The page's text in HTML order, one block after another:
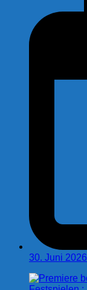
30. Juni 2026